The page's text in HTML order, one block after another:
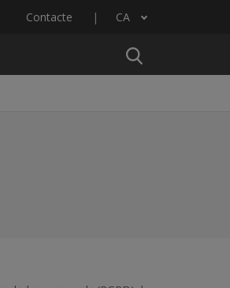
Contacte CA
Llista les accions addicionals